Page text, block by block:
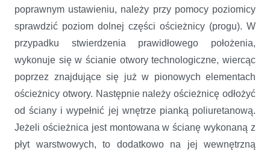
poprawnym ustawieniu, należy przy pomocy poziomicy
sprawdzić poziom dolnej części ościeżnicy (progu). W
przypadku stwierdzenia prawidłowego położenia,
wykonuje się w ścianie otwory technologiczne, wiercąc
poprzez znajdujące się już w pionowych elementach
ościeżnicy otwory. Następnie należy ościeżnicę odłożyć
od ściany i wypełnić jej wnętrze pianką poliuretanową.
Jeżeli ościeżnica jest montowana w ścianę wykonaną z
płyt warstwowych, to dodatkowo na jej wewnętrzną